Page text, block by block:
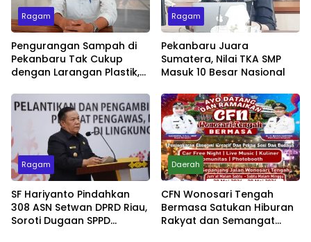
Ragam
Pengurangan Sampah di
Pekanbaru Tak Cukup
dengan Larangan Plastik,
Jadi Penentu
Ragam
Pekanbaru Juara
Sumatera, Nilai TKA SMP
Masuk 10 Besar Nasional
Ragam
SF Hariyanto Pindahkan
308 ASN Setwan DPRD Riau,
Soroti Dugaan SPPD
Daerah
CFN Wonosari Tengah
Bermasa Satukan Hiburan
Rakyat dan Semangat